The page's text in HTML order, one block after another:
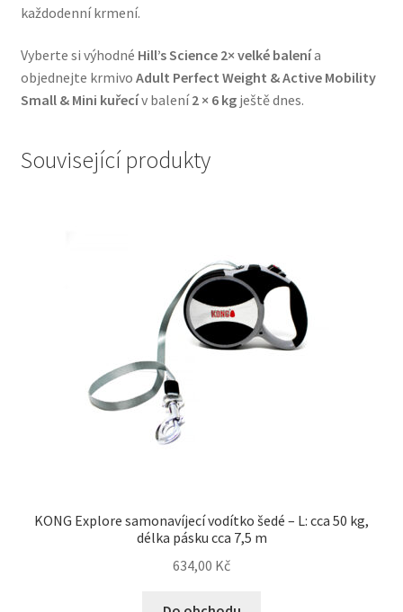
každodenní krmení.
Vyberte si výhodné Hill’s Science 2× velké balenía
objednejte krmivo Adult Perfect Weight & Active Mobility
Small & Mini kuřecív balení2 × 6 kgještě dnes.
Související produkty
KONG Explore samonavíjecí vodítko šedé – L: cca 50 kg,
délka pásku cca 7,5 m
634,00 Kč